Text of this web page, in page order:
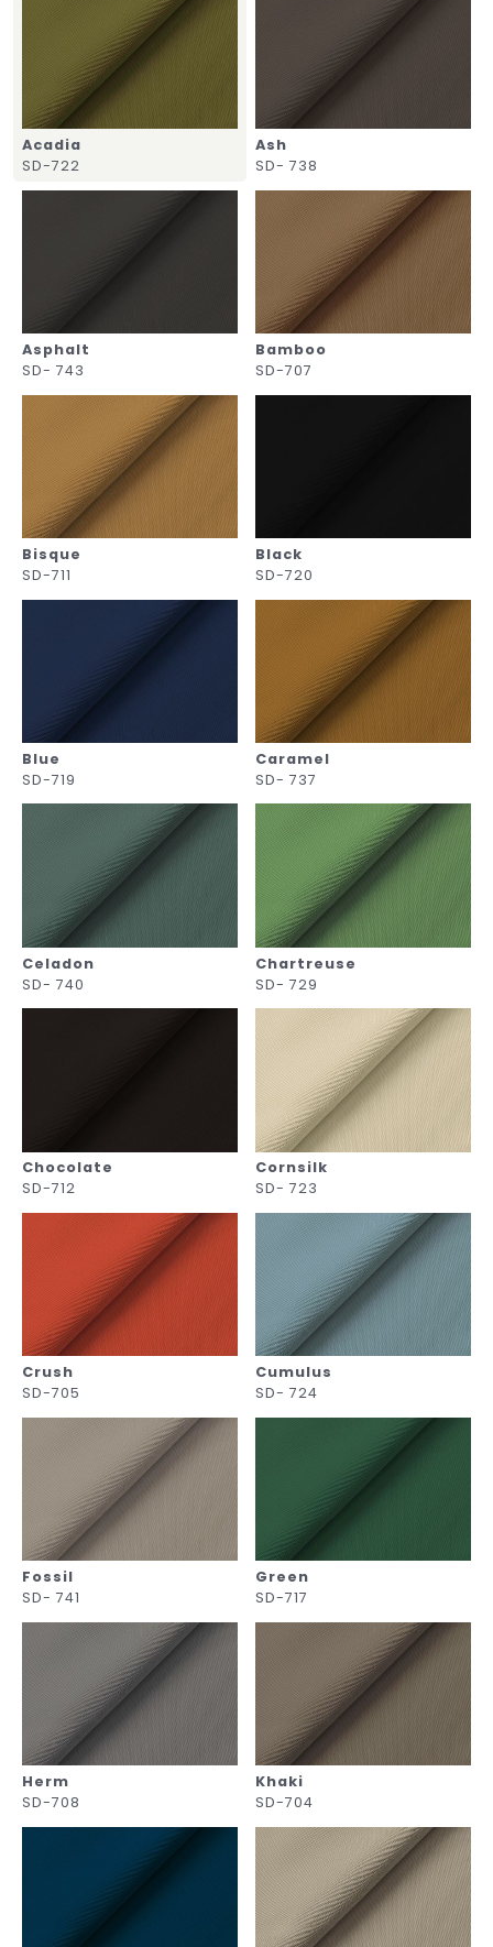
Acadia
SD-722
Ash
SD- 738
Asphalt
SD- 743
Bamboo
SD-707
Bisque
SD-711
Black
SD-720
Blue
SD-719
Caramel
SD- 737
Celadon
SD- 740
Chartreuse
SD- 729
Chocolate
SD-712
Cornsilk
SD- 723
Crush
SD-705
Cumulus
SD- 724
Fossil
SD- 741
Green
SD-717
Herm
SD-708
Khaki
SD-704